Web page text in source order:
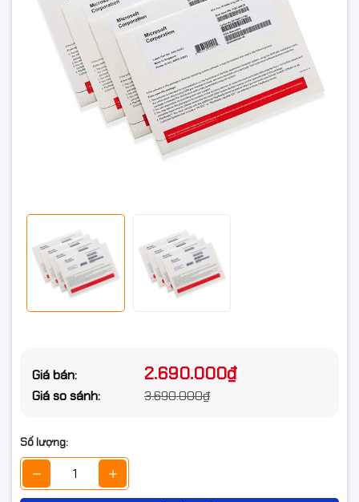
Giá bán: 2.690.000₫
Giá so sánh: 3.690.000₫
Số lượng:
nhé